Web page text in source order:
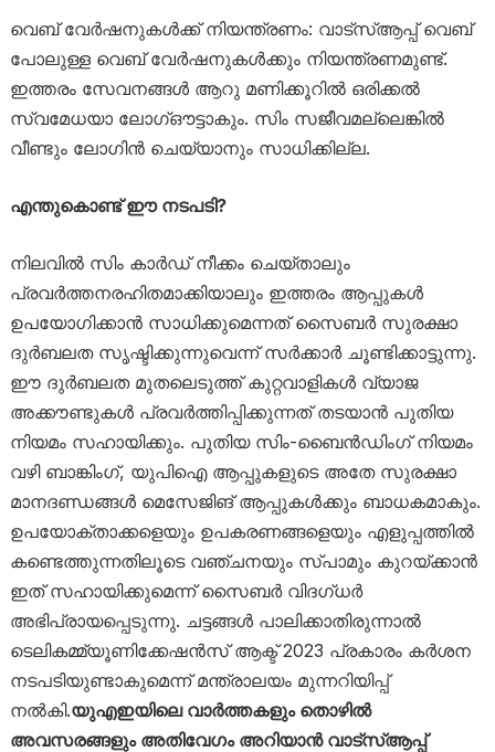
വെബ് വേർഷനുകൾക്ക് നിയന്ത്രണം: വാട്‌സ്ആപ്പ് വെബ്
പോലുള്ള വെബ് വേർഷനുകൾക്കും നിയന്ത്രണമുണ്ട്.
ഇത്തരം സേവനങ്ങൾ ആറു മണിക്കൂറിൽ ഒരിക്കൽ
സ്വമേധയാ ലോഗ്ഔട്ടാകും. സിം സജീവമല്ലെങ്കിൽ
വീണ്ടും ലോഗിൻ ചെയ്യാനും സാധിക്കില്ല.
എന്തുകൊണ്ട് ഈ നടപടി?
നിലവിൽ സിം കാർഡ് നീക്കം ചെയ്താലും
പ്രവർത്തനരഹിതമാക്കിയാലും ഇത്തരം ആപ്പുകൾ
ഉപയോഗിക്കാൻ സാധിക്കുമെന്നത് സൈബർ സുരക്ഷാ
ദുർബലത സൃഷ്ടിക്കുന്നുവെന്ന് സർക്കാർ ചൂണ്ടിക്കാട്ടുന്നു.
ഈ ദുർബലത മുതലെടുത്ത് കുറ്റവാളികൾ വ്യാജ
അക്കൗണ്ടുകൾ പ്രവർത്തിപ്പിക്കുന്നത് തടയാൻ പുതിയ
നിയമം സഹായിക്കും. പുതിയ സിം-ബൈൻഡിംഗ് നിയമം
വഴി ബാങ്കിംഗ്, യുപിഐ ആപ്പുകളുടെ അതേ സുരക്ഷാ
മാനദണ്ഡങ്ങൾ മെസേജിങ് ആപ്പുകൾക്കും ബാധകമാകും.
ഉപയോക്താക്കളെയും ഉപകരണങ്ങളെയും എളുപ്പത്തിൽ
കണ്ടെത്തുന്നതിലൂടെ വഞ്ചനയും സ്പാമും കുറയ്ക്കാൻ
ഇത് സഹായിക്കുമെന്ന് സൈബർ വിദഗ്ധർ
അഭിപ്രായപ്പെടുന്നു. ചട്ടങ്ങൾ പാലിക്കാതിരുന്നാൽ
ടെലികമ്മ്യൂണിക്കേഷൻസ് ആക്ട് 2023 പ്രകാരം കർശന
നടപടിയുണ്ടാകുമെന്ന് മന്ത്രാലയം മുന്നറിയിപ്പ്
നൽകി.യുഎഇയിലെ വാർത്തകളും തൊഴിൽ
അവസരങ്ങളും അതിവേഗം അറിയാൻ വാട്സ്ആപ്പ്